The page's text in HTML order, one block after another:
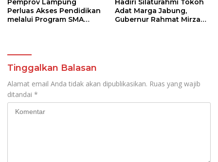
Pemprov Lampung
Perluas Akses Pendidikan
melalui Program SMA
Hadiri Silaturahmi Tokoh
Adat Marga Jabung,
Gubernur Rahmat Mirzani
Tinggalkan Balasan
Alamat email Anda tidak akan dipublikasikan. Ruas yang wajib
ditandai *